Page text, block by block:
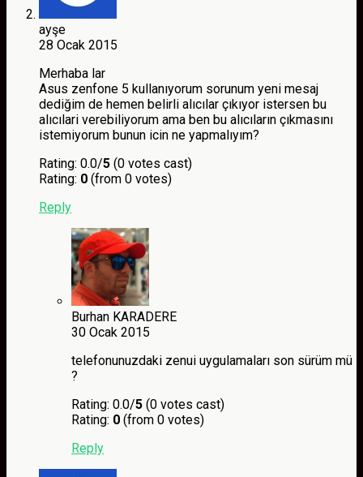
ayşe
28 Ocak 2015
Merhaba lar
Asus zenfone 5 kullanıyorum sorunum yeni mesaj
dediğim de hemen belirli alıcılar çıkıyor istersen bu
alıcılari verebiliyorum ama ben bu alıcıların çıkmasını
istemiyorum bunun icin ne yapmalıyım?
Rating: 0.0/5 (0 votes cast)
Rating: 0 (from 0 votes)
Reply
Burhan KARADERE
30 Ocak 2015
telefonunuzdaki zenui uygulamaları son sürüm mü
?
Rating: 0.0/5 (0 votes cast)
Rating: 0 (from 0 votes)
Reply